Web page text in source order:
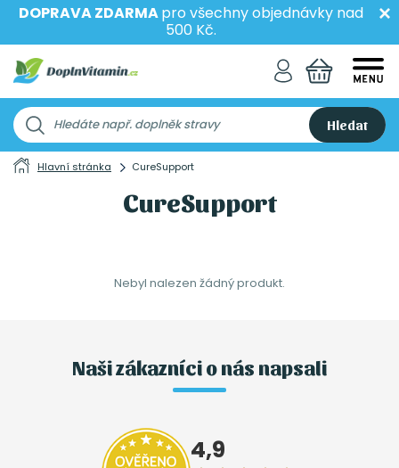
DOPRAVA ZDARMApro všechny objednávky nad
500 Kč.
Hledat
Hlavní stránka CureSupport
CureSupport
Nebyl nalezen žádný produkt.
Naši zákazníci o nás napsali
4,9